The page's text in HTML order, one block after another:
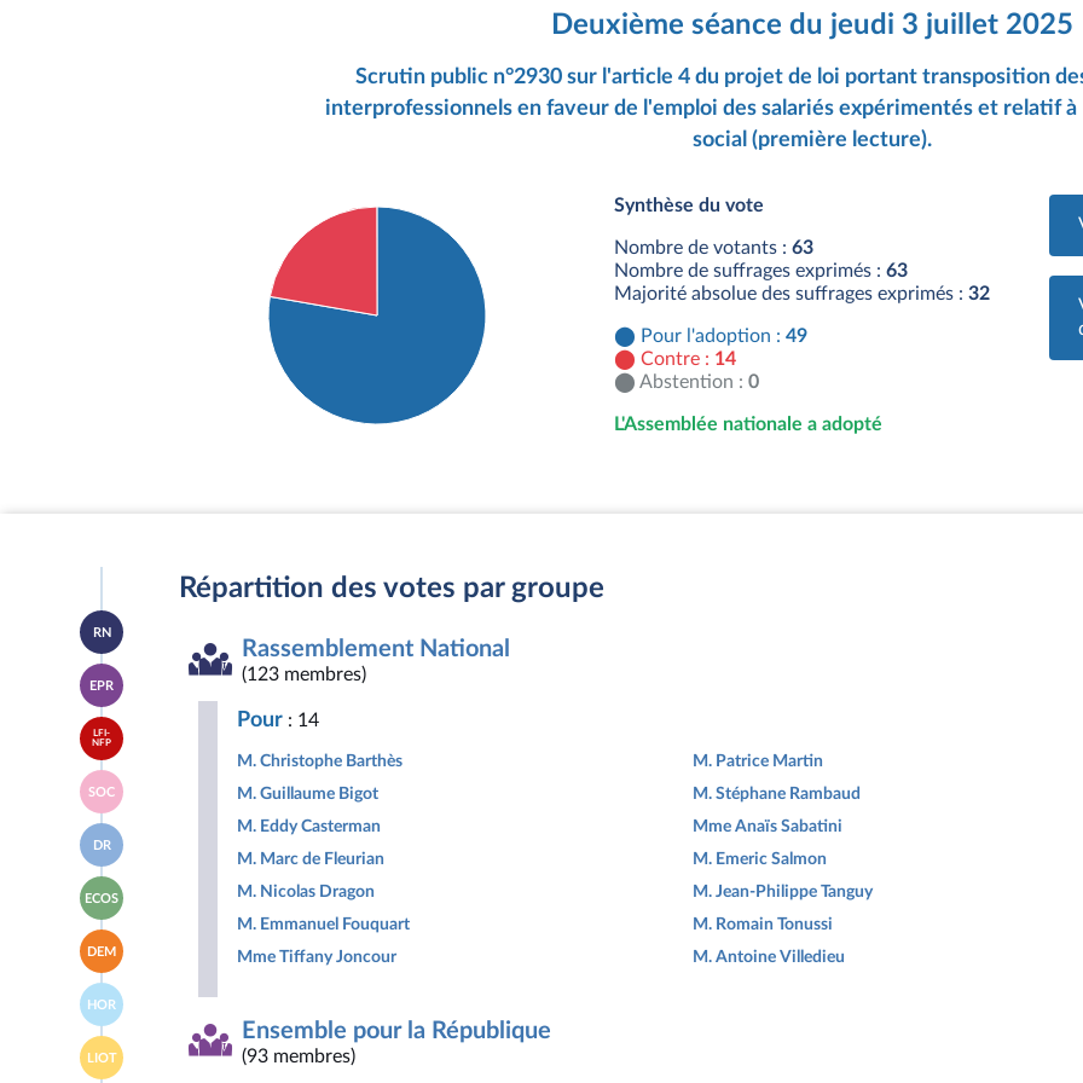
Deuxième séance du jeudi 3 juillet 2025
Scrutin public n°2930 sur l'article 4 du projet de loi portant transposition
interprofessionnels en faveur de l'emploi des salariés expérimentés et relatif
social (première lecture).
Synthèse du vote
Nombre de votants : 63
Nombre de suffrages exprimés : 63
Majorité absolue des suffrages exprimés : 32
Pour l'adoption : 49
Contre : 14
Abstention : 0
L'Assemblée nationale a adopté
Accéder
à la
page
du
groupe
Rassemblement
National
RN
Accéder
à la
page
du
groupe
Ensemble
pour
la
République
EPR
Accéder
à la
page
du
groupe
La
France
insoumise
-
Nouveau
Front
Populaire
LFI-
NFP
Accéder
à la
page
du
groupe
Socialistes
et
apparentés
SOC
Accéder
à la
page
du
groupe
Droite
Républicaine
DR
Accéder
à la
page
du
groupe
Écologiste
et
Social
ECOS
Accéder
à la
page
du
groupe
Les
Démocrates
DEM
Accéder
à la
page
du
groupe
HOR
Accéder
à la
LIOT
Répartition des votes par groupe
Rassemblement National
(123 membres)
Pour : 14
M. Christophe Barthès
M. Guillaume Bigot
M. Eddy Casterman
M. Marc de Fleurian
M. Nicolas Dragon
M. Emmanuel Fouquart
Mme Tiffany Joncour
M. Patrice Martin
M. Stéphane Rambaud
Mme Anaïs Sabatini
M. Emeric Salmon
M. Jean-Philippe Tanguy
M. Romain Tonussi
M. Antoine Villedieu
Ensemble pour la République
(93 membres)